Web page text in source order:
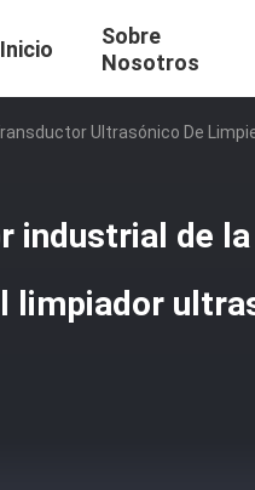
Inicio
Sobre
Nosotros
Ultrasónico De
industrial de
limpiador